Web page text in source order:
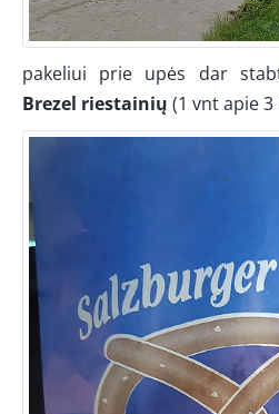
pakeliui prie upės dar
Brezel riestainių (1 vnt apie 3